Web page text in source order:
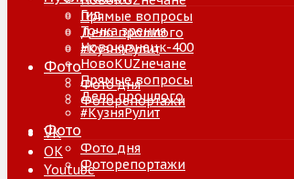
Прямые вопросы
Дело прошлого
#КузняРулит
Фото
Фото дня
Фоторепортажи
VK
ОК
Youtube
Гид
Точка зрения
Новокузнецк-400
НовоKUZнечане
Прямые вопросы
Дело прошлого
#КузняРулит
Фото
Фото дня
Фоторепортажи